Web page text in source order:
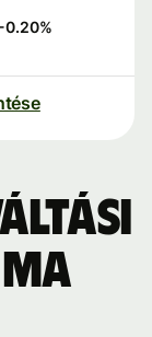
-0.20%